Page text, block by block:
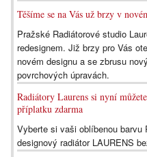
Těšíme se na Vás už brzy v
Pražské Radiátorové studio
redesignem. Již brzy pro Vás
novém designu a se zbrusu
povrchových úpravách.
Radiátory Laurens si nyní
příplatku zdarma
Vyberte si vaši oblíbenou barvu
designový radiátor LAURENS